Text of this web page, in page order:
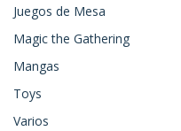
Juegos de Mesa
Magic the Gathering
Mangas
Toys
Varios